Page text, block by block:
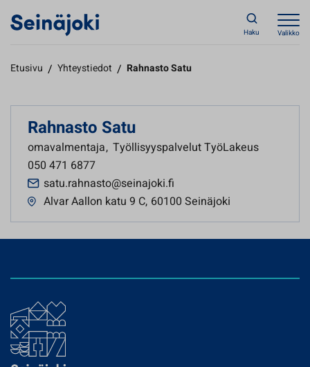
Haku Valikko
Etusivu / Yhteystiedot / Rahnasto Satu
Rahnasto Satu
omavalmentaja, Työllisyyspalvelut TyöLakeus
050 471 6877
satu.rahnasto@seinajoki.fi
Alvar Aallon katu 9 C, 60100 Seinäjoki